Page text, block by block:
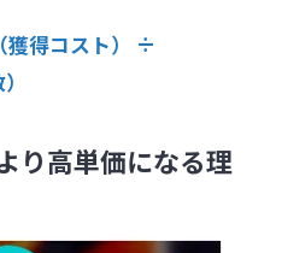
得コスト） ÷
り高単価になる理